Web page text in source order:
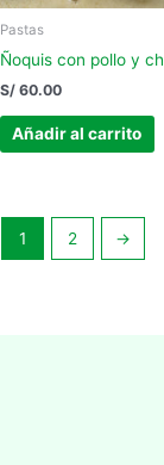
Pastas
Ñoquis con pollo y
S/ 60.00
Añadir al carrito
1 2 →